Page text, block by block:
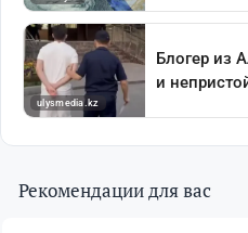
Рекомендации для вас